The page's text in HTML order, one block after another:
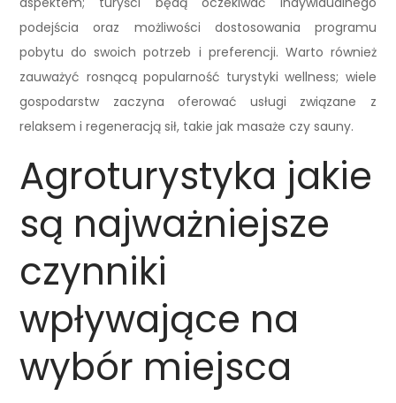
podejścia oraz możliwości dostosowania programu
pobytu do swoich potrzeb i preferencji. Warto również
zauważyć rosnącą popularność turystyki wellness; wiele
gospodarstw zaczyna oferować usługi związane z
relaksem i regeneracją sił, takie jak masaże czy sauny.
Agroturystyka jakie
są najważniejsze
czynniki
wpływające na
wybór miejsca